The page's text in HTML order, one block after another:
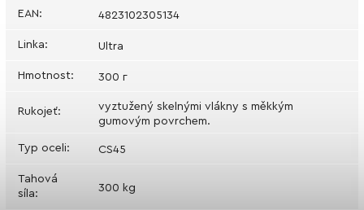
EAN: 4823102305134
Linka: Ultra
Hmotnost: 300 г
Rukojeť:
vyztužený skelnými vlákny s měkkým
gumovým povrchem.
Typ oceli: CS45
Tahová
síla: 300 kg